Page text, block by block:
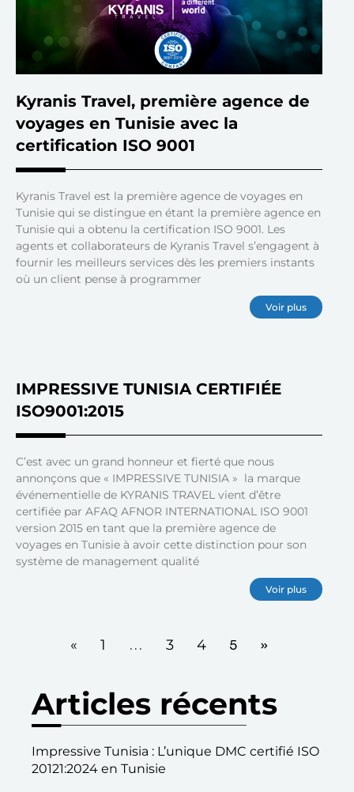
Kyranis Travel, première agence de
voyages en Tunisie avec la
certification ISO 9001
Kyranis Travel est la première agence de voyages en
Tunisie qui se distingue en étant la première agence en
Tunisie qui a obtenu la certification ISO 9001. Les
agents et collaborateurs de Kyranis Travel s’engagent à
fournir les meilleurs services dès les premiers instants
où un client pense à programmer
Voir plus
IMPRESSIVE TUNISIA CERTIFIÉE
ISO9001:2015
C’est avec un grand honneur et fierté que nous
annonçons que « IMPRESSIVE TUNISIA » la marque
événementielle de KYRANIS TRAVEL vient d’être
certifiée par AFAQ AFNOR INTERNATIONAL ISO 9001
version 2015 en tant que la première agence de
voyages en Tunisie à avoir cette distinction pour son
système de management qualité
Voir plus
« 1 … 3 4 5 »
Articles récents
Impressive Tunisia ​: L’unique DMC certifié ISO
20121:2024 en Tunisie